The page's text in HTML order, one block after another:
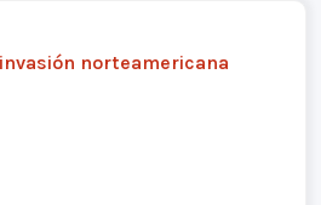
norteamericana